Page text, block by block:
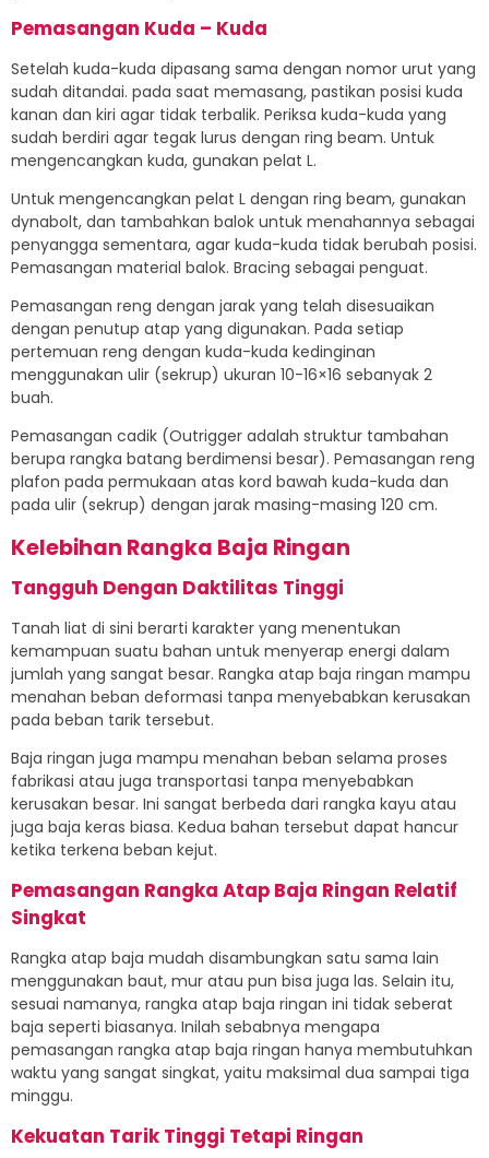
Pemasangan Kuda – Kuda
Setelah kuda-kuda dipasang sama dengan nomor urut yang
sudah ditandai. pada saat memasang, pastikan posisi kuda
kanan dan kiri agar tidak terbalik. Periksa kuda-kuda yang
sudah berdiri agar tegak lurus dengan ring beam. Untuk
mengencangkan kuda, gunakan pelat L.
Untuk mengencangkan pelat L dengan ring beam, gunakan
dynabolt, dan tambahkan balok untuk menahannya sebagai
penyangga sementara, agar kuda-kuda tidak berubah posisi.
Pemasangan material balok. Bracing sebagai penguat.
Pemasangan reng dengan jarak yang telah disesuaikan
dengan penutup atap yang digunakan. Pada setiap
pertemuan reng dengan kuda-kuda kedinginan
menggunakan ulir (sekrup) ukuran 10-16×16 sebanyak 2
buah.
Pemasangan cadik (Outrigger adalah struktur tambahan
berupa rangka batang berdimensi besar). Pemasangan reng
plafon pada permukaan atas kord bawah kuda-kuda dan
pada ulir (sekrup) dengan jarak masing-masing 120 cm.
Kelebihan Rangka Baja Ringan
Tangguh Dengan Daktilitas Tinggi
Tanah liat di sini berarti karakter yang menentukan
kemampuan suatu bahan untuk menyerap energi dalam
jumlah yang sangat besar. Rangka atap baja ringan mampu
menahan beban deformasi tanpa menyebabkan kerusakan
pada beban tarik tersebut.
Baja ringan juga mampu menahan beban selama proses
fabrikasi atau juga transportasi tanpa menyebabkan
kerusakan besar. Ini sangat berbeda dari rangka kayu atau
juga baja keras biasa. Kedua bahan tersebut dapat hancur
ketika terkena beban kejut.
Pemasangan Rangka Atap Baja Ringan Relatif
Singkat
Rangka atap baja mudah disambungkan satu sama lain
menggunakan baut, mur atau pun bisa juga las. Selain itu,
sesuai namanya, rangka atap baja ringan ini tidak seberat
baja seperti biasanya. Inilah sebabnya mengapa
pemasangan rangka atap baja ringan hanya membutuhkan
waktu yang sangat singkat, yaitu maksimal dua sampai tiga
minggu.
Kekuatan Tarik Tinggi Tetapi Ringan